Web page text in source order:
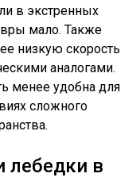
в экстренных
мало. Также
низкую скорость
аналогами.
менее удобна для
сложного
лебедки в